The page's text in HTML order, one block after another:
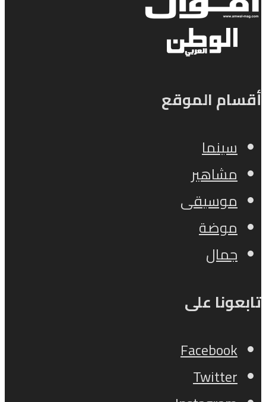
أقسام الموقع
سينما
مشاهير
موسيقى
موضة
جمال
تابعونا على
Facebook
Twitter